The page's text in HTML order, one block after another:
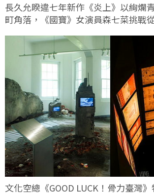
長久允睽違七年新作《炎上》以絢爛
町角落，《國寶》女演員森七菜挑戰
文化空總《GOOD LUCK！骨力臺灣